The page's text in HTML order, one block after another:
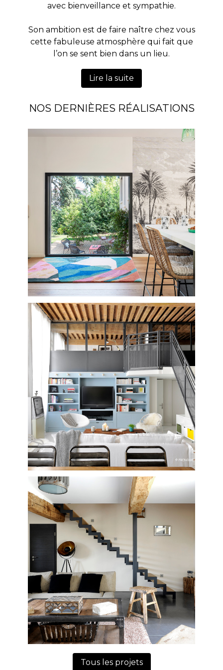
ACCUEIL
RÉALISATIONS
À PROPOS
TÉMOIGNAGES
PRESSE
avec bienveillance et sympathie.
Son ambition est de faire naître chez vous
cette fabuleuse atmosphère qui fait que
l’on se sent bien dans un lieu.
Lire la suite
NOS DERNIÈRES RÉALISATIONS
Tous les projets